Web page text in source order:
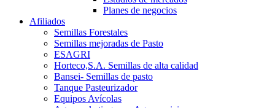
Planes de negocios
Afiliados
Semillas Forestales
Semillas mejoradas de Pasto
ESAGRI
Horteco,S.A. Semillas de alta calidad
Bansei- Semillas de pasto
Tanque Pasteurizador
Equipos Avícolas